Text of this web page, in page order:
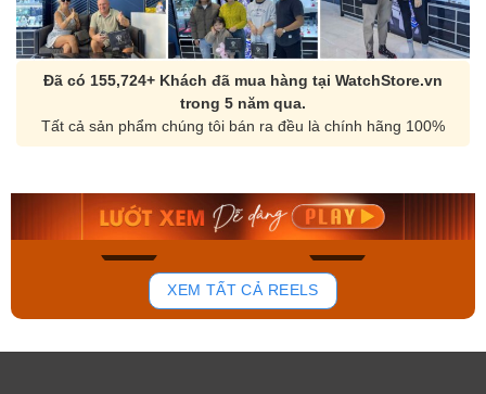
Đã có 155,724+ Khách đã mua hàng tại WatchStore.vn
trong 5 năm qua.
Tất cả sản phẩm chúng tôi bán ra đều là chính hãng 100%
173
Orient Nam RA-
Mua ngay
Casio Nam MTS-
Mua ngay
XEM TẤT CẢ REELS